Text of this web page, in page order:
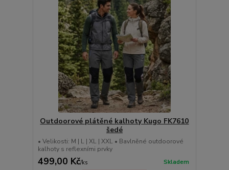
Outdoorové plátěné kalhoty Kugo FK7610
šedé
• Velikosti: M | L | XL | XXL • Bavlněné outdoorové
kalhoty s reflexními prvky
499,00 Kč/ks Skladem